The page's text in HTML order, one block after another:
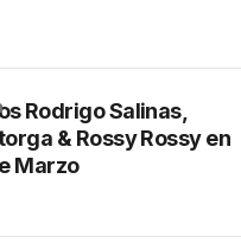
Rodrigo Salinas,
& Rossy Rossy en
Marzo